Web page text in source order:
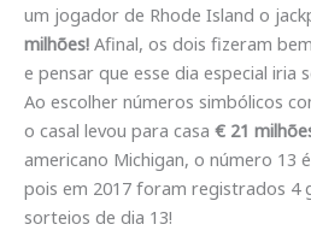
um jogador de Rhode Island o
milhões! Afinal, os dois fizeram
e pensar que esse dia especial iria
Ao escolher números simbólicos
o casal levou para casa € 21
americano Michigan, o número 13
pois em 2017 foram registrados 4
sorteios de dia 13!